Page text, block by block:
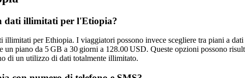
dati illimitati per l'Etiopia?
per Ethiopia. I viaggiatori possono invece scegliere tra piani a
piano da 5 GB a 30 giorni a 128.00 USD. Queste opzioni possono
di un utilizzo di dati totalmente illimitato.